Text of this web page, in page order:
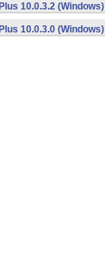
10.0.3.2 (Windows)
10.0.3.0 (Windows)